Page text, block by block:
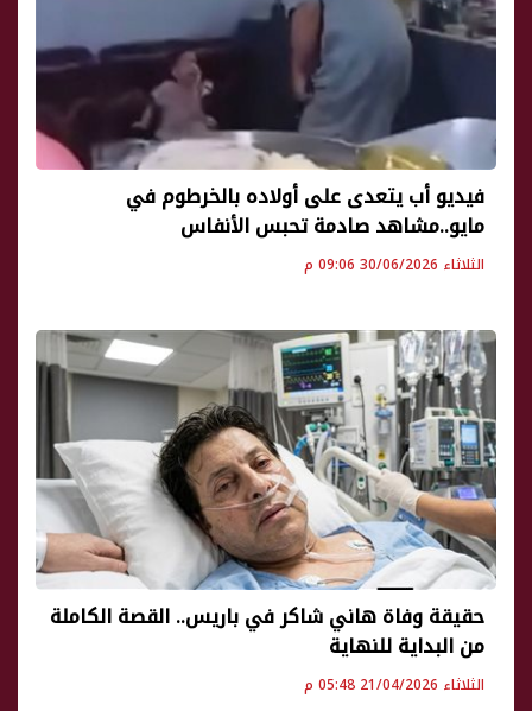
فيديو أب يتعدى على أولاده بالخرطوم في
مايو..مشاهد صادمة تحبس الأنفاس
الثلاثاء 30/06/2026 09:06 م
حقيقة وفاة هاني شاكر في باريس.. القصة الكاملة
من البداية للنهاية
الثلاثاء 21/04/2026 05:48 م